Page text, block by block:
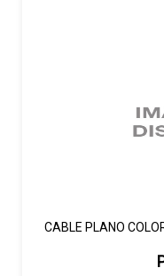
CABLE PLANO